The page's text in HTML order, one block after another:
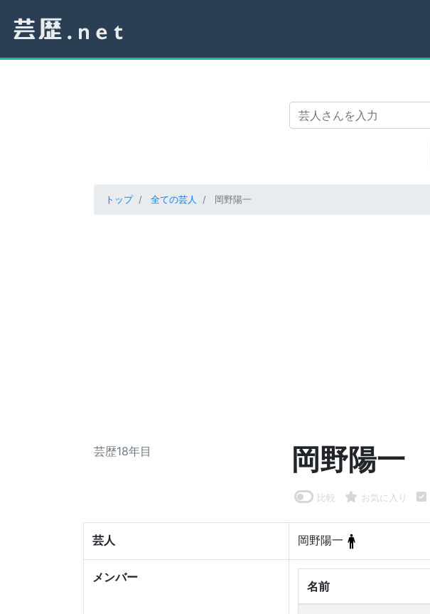
トップ 全ての芸人 岡野陽一
芸歴18年目 岡野陽一
比較 お気に入り
芸人 岡野陽一
メンバー
名前